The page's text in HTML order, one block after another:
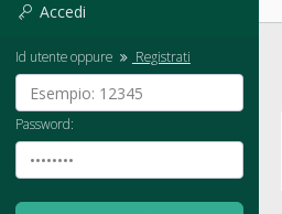
Accedi
Id utente oppure Registrati
Password: